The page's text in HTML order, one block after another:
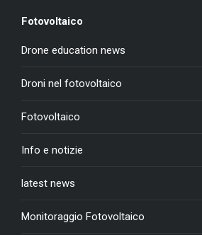
Fotovoltaico
Drone education news
Droni nel fotovoltaico
Fotovoltaico
Info e notizie
latest news
Monitoraggio Fotovoltaico